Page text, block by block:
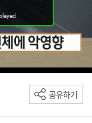
공유하기